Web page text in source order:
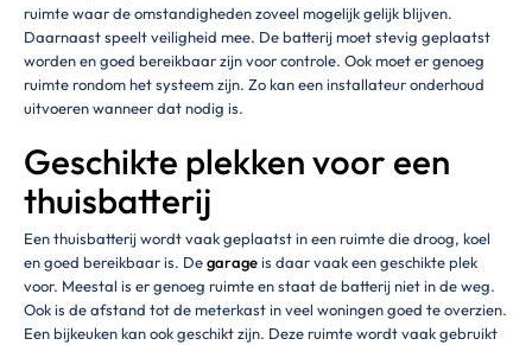
ruimte waar de omstandigheden zoveel mogelijk gelijk blijven.
Daarnaast speelt veiligheid mee. De batterij moet stevig geplaatst
worden en goed bereikbaar zijn voor controle. Ook moet er genoeg
ruimte rondom het systeem zijn. Zo kan een installateur onderhoud
uitvoeren wanneer dat nodig is.
Geschikte plekken voor een
thuisbatterij
Een thuisbatterij wordt vaak geplaatst in een ruimte die droog, koel
en goed bereikbaar is. Degarageis daar vaak een geschikte plek
voor. Meestal is er genoeg ruimte en staat de batterij niet in de weg.
Ook is de afstand tot de meterkast in veel woningen goed te overzien.
Een bijkeuken kan ook geschikt zijn. Deze ruimte wordt vaak gebruikt